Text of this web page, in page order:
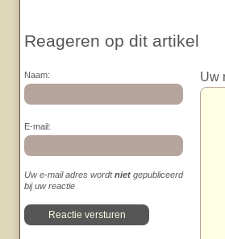
Reageren op dit artikel
Naam:
E-mail:
Uw e-mail adres wordtniet gepubliceerd
bij uw reactie
Uw